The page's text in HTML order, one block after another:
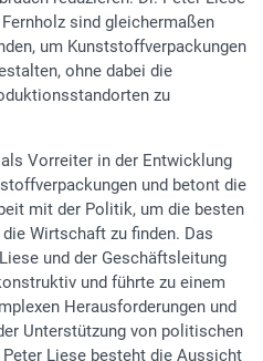
sind gleichermaßen
um Kunststoffverpackungen
ohne dabei die
zu
Vorreiter in der Entwicklung
und betont die
mit der Politik, um die besten
Wirtschaft zu finden. Das
und der Geschäftsleitung
und führte zu einem
Herausforderungen und
Unterstützung von politischen
Liese besteht die Aussicht